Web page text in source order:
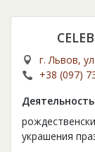
г. Львов,
+38 (097)
украшения